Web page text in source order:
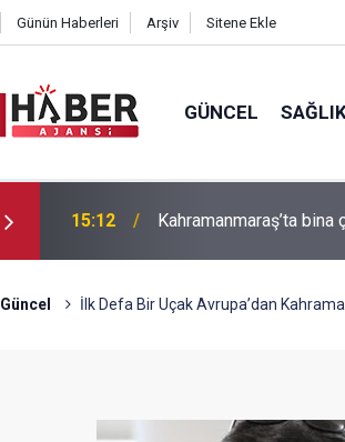
Günün Haberleri Arşiv Sitene Ekle
GÜNCEL
14:41 Uluslararası Bisiklet
Güncel İlk Defa Bir Uçak Avrupa’dan